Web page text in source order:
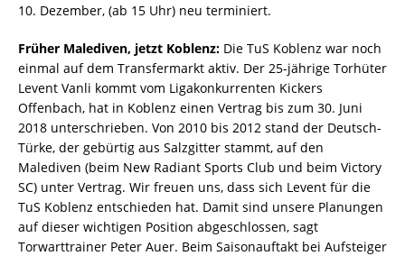
10. Dezember, (ab 15 Uhr) neu terminiert.
Früher Malediven, jetzt Koblenz: Die TuS Koblenz war noch
einmal auf dem Transfermarkt aktiv. Der 25-jährige Torhüter
Levent Vanli kommt vom Ligakonkurrenten Kickers
Offenbach, hat in Koblenz einen Vertrag bis zum 30. Juni
2018 unterschrieben. Von 2010 bis 2012 stand der Deutsch-
Türke, der gebürtig aus Salzgitter stammt, auf den
Malediven (beim New Radiant Sports Club und beim Victory
SC) unter Vertrag. Wir freuen uns, dass sich Levent für die
TuS Koblenz entschieden hat. Damit sind unsere Planungen
auf dieser wichtigen Position abgeschlossen, sagt
Torwarttrainer Peter Auer. Beim Saisonauftakt bei Aufsteiger